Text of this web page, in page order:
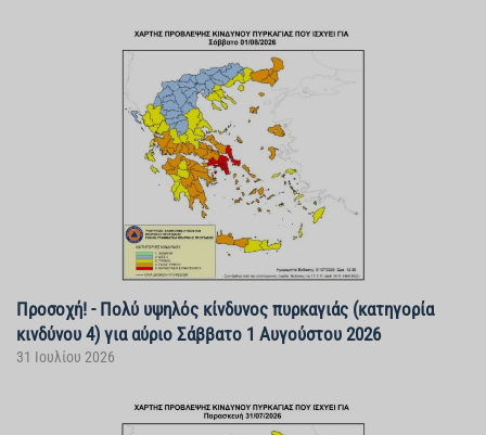
Προσοχή! - Πολύ υψηλός κίνδυνος πυρκαγιάς (κατηγορία
κινδύνου 4) για αύριο Σάββατο 1 Αυγούστου 2026
31 Ιουλίου 2026